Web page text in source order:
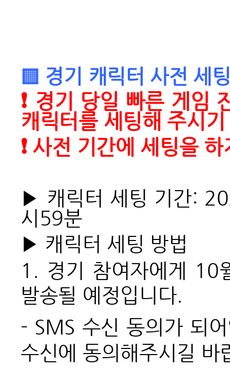
▒ 경기 캐릭터 사전 세
❗ 경기 당일 빠른 게임
캐릭터를 세팅해 주시
❗ 사전 기간에 세팅을
▶ 캐릭터 세팅 기간:
시59분
▶ 캐릭터 세팅 방법
1. 경기 참여자에게 10
발송될 예정입니다.
- SMS 수신 동의가 되
수신에 동의해주시길 바